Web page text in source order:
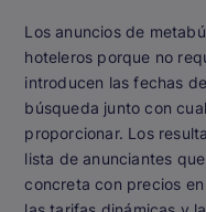
Los anuncios de
hoteleros porque no
introducen las fechas
búsqueda junto con
proporcionar. Los
lista de anunciantes
concreta con precios